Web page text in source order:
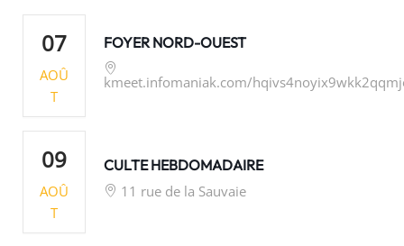
07
AOÛ
T
FOYER NORD-OUEST
kmeet.infomaniak.com/
09
AOÛ
T
CULTE HEBDOMADAIRE
11 rue de la Sauvaie